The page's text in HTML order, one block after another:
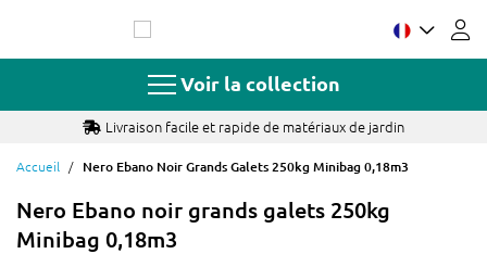
contenu
Voir la collection
Livraison facile et rapide de matériaux de jardin
Accueil Nero Ebano Noir Grands Galets 250kg Minibag 0,18m3
Nero Ebano noir grands galets 250kg
Minibag 0,18m3